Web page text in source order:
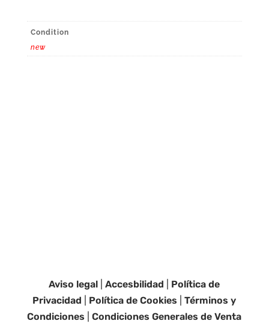
Condition
new
Aviso legal |Accesbilidad
Política de
Privacidad
Política de Cookies |Términos y
Condiciones |Condiciones Generales de Venta